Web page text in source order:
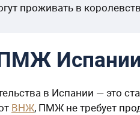
проживать в
в Испании — это
ВНЖ, ПМЖ не требует